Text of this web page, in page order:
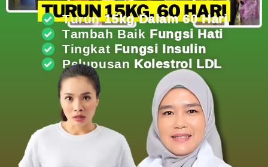
TURUN 15KG, 60 HARI
Turun15kg Dalam 60 Hari
Tambah Baik Fungsi Hati
Tingkat Fungsi Insulin
Pelupusan Kolestrol LDL